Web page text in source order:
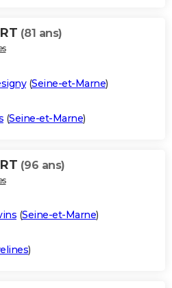
(81 ans)
(Seine-et-Marne)
(Seine-et-Marne)
(96 ans)
(Seine-et-Marne)
)